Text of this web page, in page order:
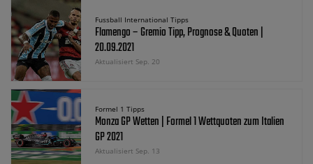
Fussball International Tipps
Flamengo – Gremio Tipp, Prognose & Quoten |
20.09.2021
Aktualisiert Sep. 20
Formel 1 Tipps
Monza GP Wetten | Formel 1 Wettquoten zum Italien
GP 2021
Aktualisiert Sep. 13